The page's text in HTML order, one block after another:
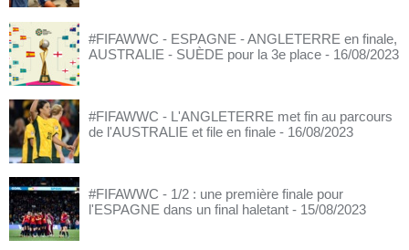
#FIFAWWC - ESPAGNE - ANGLETERRE en finale,
AUSTRALIE - SUÈDE pour la 3e place - 16/08/2023
#FIFAWWC - L'ANGLETERRE met fin au parcours
de l'AUSTRALIE et file en finale - 16/08/2023
#FIFAWWC - 1/2 : une première finale pour
l'ESPAGNE dans un final haletant - 15/08/2023